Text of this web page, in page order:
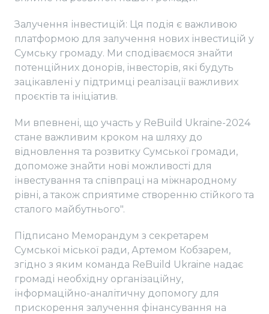
Залучення інвестицій: Ця подія є важливою
платформою для залучення нових інвестицій у
Сумську громаду. Ми сподіваємося знайти
потенційних донорів, інвесторів, які будуть
зацікавлені у підтримці реалізації важливих
проєктів та ініціатив.
Ми впевнені, що участь у ReBuild Ukraine-2024
стане важливим кроком на шляху до
відновлення та розвитку Сумської громади,
допоможе знайти нові можливості для
інвестування та співпраці на міжнародному
рівні, а також сприятиме створенню стійкого та
сталого майбутнього".
Підписано Меморандум з секретарем
Сумської міської ради, Артемом Кобзарем,
згідно з яким команда ReBuild Ukraine надає
громаді необхідну організаційну,
інформаційно-аналітичну допомогу для
прискорення залучення фінансування на